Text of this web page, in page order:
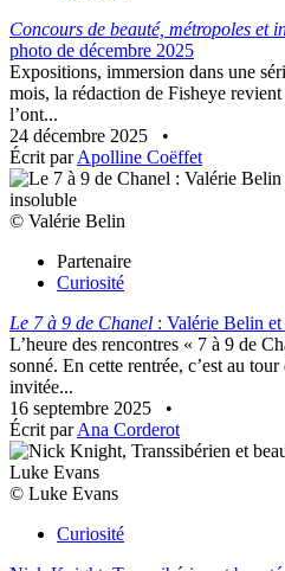
Concours de beauté, métropoles et
photo de décembre 2025
Expositions, immersion dans une
mois, la rédaction de Fisheye
l’ont...
24 décembre 2025
•
Écrit parApolline Coëffet
© Valérie Belin
Partenaire
Curiosité
Le 7 à 9 de Chanel : Valérie Belin
L’heure des rencontres « 7 à 9 de
sonné. En cette rentrée, c’est au
invitée...
16 septembre 2025
•
Écrit parAna Corderot
© Luke Evans
Curiosité